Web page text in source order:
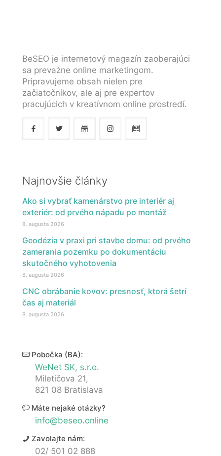
BeSEO je internetový magazín zaoberajúci
sa prevažne online marketingom.
Pripravujeme obsah nielen pre
začiatočníkov, ale aj pre expertov
pracujúcich v kreatívnom online prostredí.
Najnovšie články
Ako si vybrať kamenárstvo pre interiér aj
exteriér: od prvého nápadu po montáž
8. augusta 2026
Geodézia v praxi pri stavbe domu: od prvého
zamerania pozemku po dokumentáciu
skutočného vyhotovenia
8. augusta 2026
CNC obrábanie kovov: presnosť, ktorá šetrí
čas aj materiál
8. augusta 2026
Pobočka (BA):
WeNet SK, s.r.o.
Miletičova 21,
821 08 Bratislava
Máte nejaké otázky?
info@beseo.online
Zavolajte nám:
02/ 501 02 888